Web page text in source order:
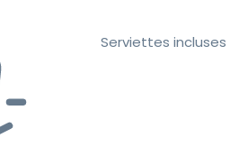
Serviettes incluses